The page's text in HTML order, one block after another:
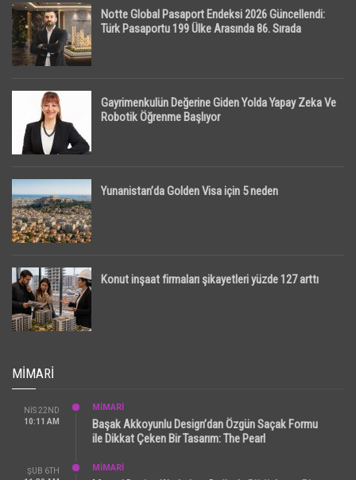
Notte Global Pasaport Endeksi 2026 Güncellendi:
Türk Pasaportu 199 Ülke Arasında 86. Sırada
Gayrimenkulün Değerine Giden Yolda Yapay Zeka Ve
Robotik Öğrenme Başlıyor
Yunanistan’da Golden Visa için 5 neden
Konut inşaat firmaları şikayetleri yüzde 127 arttı
MIMARI
NIS 22ND
10:11 AM
MİMARİ
Başak Akkoyunlu Design’dan Özgün Saçak Formu
ile Dikkat Çeken Bir Tasarım: The Pearl
ŞUB 6TH
MİMARİ